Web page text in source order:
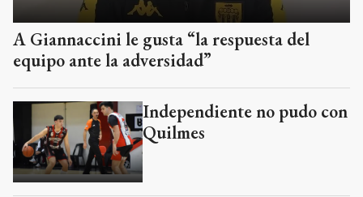
A Giannaccini le gusta “la respuesta del
equipo ante la adversidad”
Independiente no pudo con
Quilmes